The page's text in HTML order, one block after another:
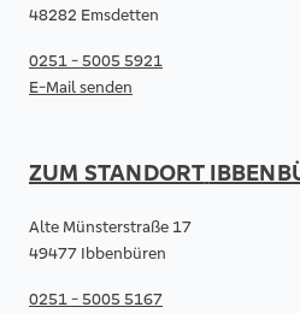
48282 Emsdetten
0251 - 5005 5921
E-Mail senden
ZUM STANDORT
Alte Münsterstraße 17
49477 Ibbenbüren
0251 - 5005 5167